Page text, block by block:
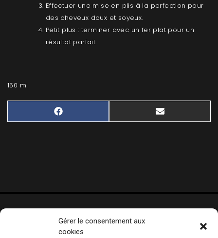
Gérer le consentement aux
cookies
Effectuer une mise en plis à la perfection pour
des cheveux doux et soyeux.
Petit plus : terminer avec un fer plat pour un
résultat parfait.
150 ml
SHARE
FACEBOOK SHARE
EMAIL